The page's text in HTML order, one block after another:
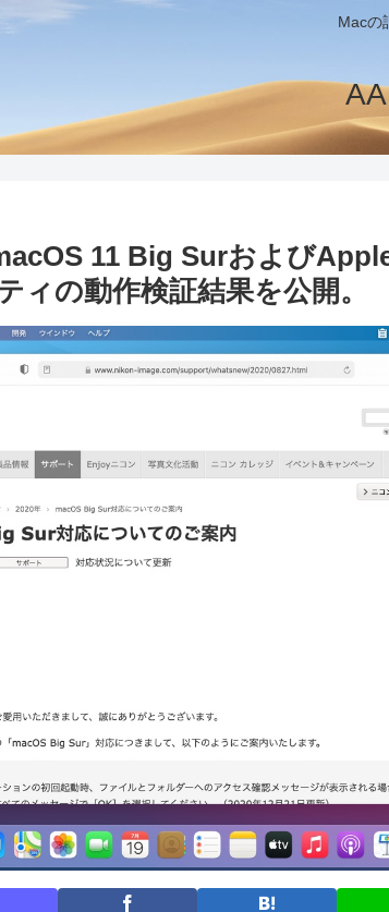
Macの
11 Big Surおよび
ィの動作検証結果を公開。